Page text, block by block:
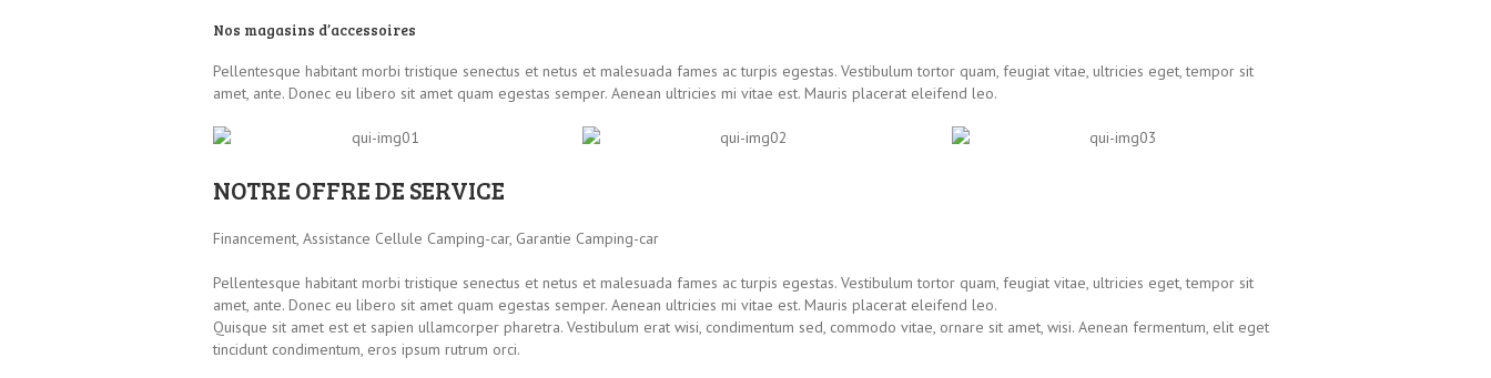
Nos magasins d’accessoires
Pellentesque habitant morbi tristique senectus et netus et malesuada fames ac turpis egestas. Vestibulum tortor quam, feugiat vitae, ultricies eget, tempor sit
amet, ante. Donec eu libero sit amet quam egestas semper. Aenean ultricies mi vitae est. Mauris placerat eleifend leo.
NOTRE OFFRE DE SERVICE
Financement, Assistance Cellule Camping-car, Garantie Camping-car
Pellentesque habitant morbi tristique senectus et netus et malesuada fames ac turpis egestas. Vestibulum tortor quam, feugiat vitae, ultricies eget, tempor sit
amet, ante. Donec eu libero sit amet quam egestas semper. Aenean ultricies mi vitae est. Mauris placerat eleifend leo.
Quisque sit amet est et sapien ullamcorper pharetra. Vestibulum erat wisi, condimentum sed, commodo vitae, ornare sit amet, wisi. Aenean fermentum, elit eget
tincidunt condimentum, eros ipsum rutrum orci.